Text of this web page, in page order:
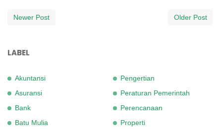
Newer Post Older Post
LABEL
Akuntansi
Asuransi
Bank
Batu Mulia
Pengertian
Peraturan Pemerintah
Perencanaan
Properti